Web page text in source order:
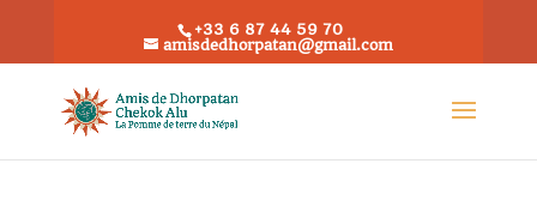
+33 6 87 44 59 70
amisdedhorpatan@gmail.com